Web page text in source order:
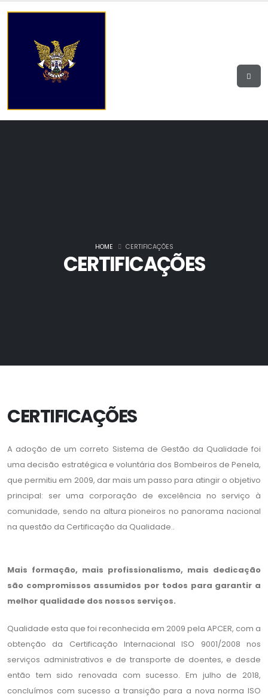
CERTIFICAÇÕES
HOME CERTIFICAÇÕES
CERTIFICAÇÕES
A adoção de um correto Sistema de Gestão da Qualidade foi
uma decisão estratégica e voluntária dos Bombeiros de Penela,
que permitiu em 2009, dar mais um passo para atingir o objetivo
principal: ser uma corporação de excelência no serviço à
comunidade, sendo na altura pioneiros no panorama nacional
na questão da Certificação da Qualidade..
Mais formação, mais profissionalismo, mais dedicação
são compromissos assumidos por todos para garantir a
melhor qualidade dos nossos serviços.
Qualidade esta que foi reconhecida em 2009 pela APCER, com a
obtenção da Certificação Internacional ISO 9001/2008 nos
serviços administrativos e de transporte de doentes, e desde
então tem sido renovada com sucesso. Em julho de 2018,
concluímos com sucesso a transição para a nova norma ISO